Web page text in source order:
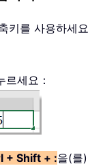
키를 사용하세요
르세요：
+ Shift + :을(를)